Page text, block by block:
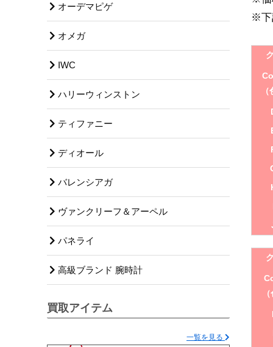
※下
オーデマピゲ
オメガ
IWC
ハリーウィンストン
ティファニー
ディオール
バレンシアガ
ヴァンクリーフ＆アーペル
パネライ
高級ブランド 腕時計
買取アイテム
一覧を見る